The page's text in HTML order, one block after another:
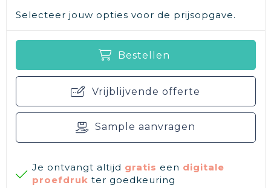
Selecteer jouw opties voor de prijsopgave.
Bestellen
Vrijblijvende offerte
Sample aanvragen
Je ontvangt altijd gratis een digitale
proefdruk ter goedkeuring